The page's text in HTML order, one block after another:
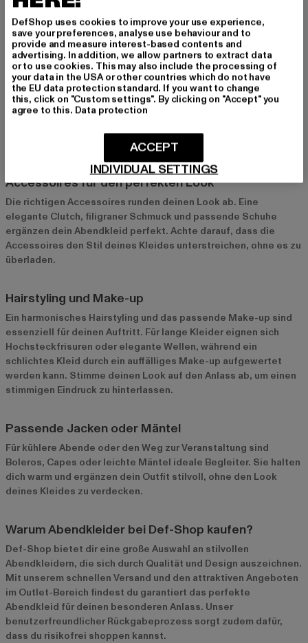
mutigeren Look sorgen. Wähle die Farbe, die deinen Auftritt am
besten unterstreicht.
Besondere Details: Pailletten, Perlen und Cut-outs
Verzierungen wie Pailletten, Perlen oder Cut-outs verleihen
deinem Abendkleid das gewisse Extra. Diese Details ziehen
alle Blicke auf sich und machen dein Outfit einzigartig. Sie sind
Styling-Tipps für Abendkleider
Accessoires für den perfekten Look
Die richtigen Accessoires runden deinen Look ab. Eine
elegante Clutch, filigraner Schmuck und passende Schuhe
ergänzen dein Abendkleid perfekt. Achte darauf, dass die
Accessoires den Stil deines Kleides unterstreichen, ohne es zu
überladen.
Hairstyling und Make-up
Ein harmonisches Hairstyling und das passende Make-up sind
essenziell für deinen Auftritt. Für lange Kleider eignen sich
Hochsteckfrisuren oder elegante Wellen, während ein
schlichtes Kleid durch ein auffälliges Make-up aufgewertet
werden kann. Stimme deinen Look auf den Anlass ab, um einen
stimmigen Eindruck zu hinterlassen.
Passende Jacken oder Mäntel
Für kühlere Abende oder den Weg zur Veranstaltung sind
Boleros, Capes oder leichte Mäntel ideale Begleiter. Sie halten
dich warm und ergänzen dein Outfit stilvoll, ohne den Look
deines Kleides zu verdecken.
Warum Abendkleider bei Def-Shop kaufen?
Def-Shop bietet dir eine große Auswahl an stilvollen
Abendkleidern, die sich durch Qualität und Design auszeichnen.
Mit unserem schnellen Versand und den attraktiven Angeboten
im Outlet-Bereich findest du garantiert das perfekte
Abendkleid für deinen besonderen Anlass. Unser
benutzerfreundlicher Rückgabeprozess sorgt zudem dafür,
dass du risikofrei shoppen kannst.
DefShop uses cookies to improve your use experience,
save your preferences, analyse use behaviour and to
provide and measure interest-based contents and
advertising. In addition, we allow partners to extract data
or to use cookies. This may also include the processing of
your data in the USA or other countries which do not have
the EU data protection standard. If you want to change
this, click on "Custom settings". By clicking on "Accept" you
agree to this. Data protection
INDIVIDUAL SETTINGS
ACCEPT